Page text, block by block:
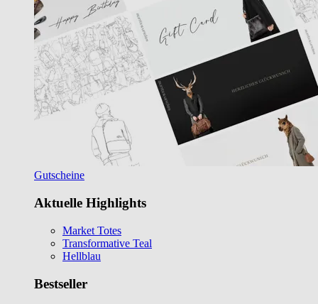
Gutscheine
Aktuelle Highlights
Market Totes
Transformative Teal
Hellblau
Bestseller